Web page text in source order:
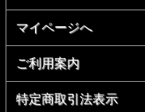
マイページへ
ご利用案内
特定商取引法表示